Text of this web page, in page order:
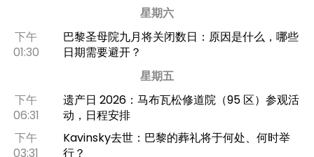
星期六
下午
01:30
巴黎圣母院九月将关闭数日：原因是什么，哪些
日期需要避开？
星期五
下午
06:31
遗产日 2026：马布瓦松修道院（95 区）参观活
动，日程安排
下午
03:31
Kavinsky去世：巴黎的葬礼将于何处、何时举
行？